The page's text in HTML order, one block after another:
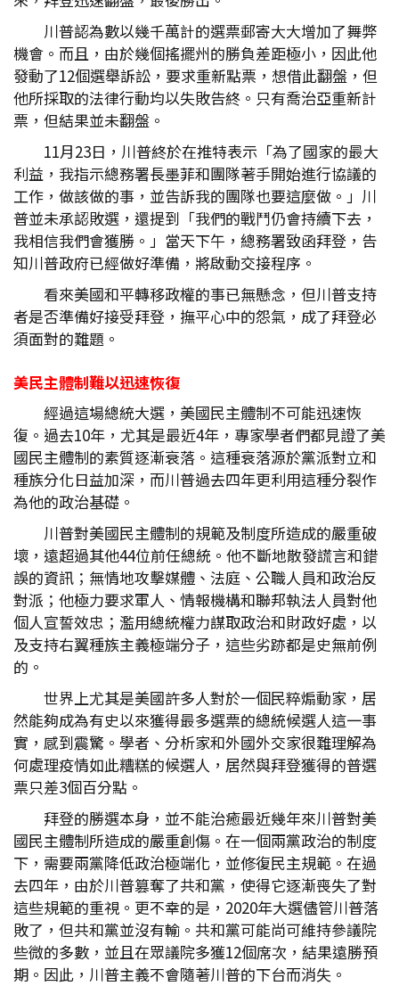
川普認為數以幾千萬計的選票郵寄大大增加了舞弊
機會。而且，由於幾個搖擺州的勝負差距極小，因此他
發動了12個選舉訴訟，要求重新點票，想借此翻盤，但
他所採取的法律行動均以失敗告終。只有喬治亞重新計
票，但結果並未翻盤。
11月23日，川普終於在推特表示「為了國家的最大
利益，我指示總務署長墨菲和團隊著手開始進行協議的
工作，做該做的事，並告訴我的團隊也要這麼做。」川
普並未承認敗選，還提到「我們的戰鬥仍會持續下去，
我相信我們會獲勝。」當天下午，總務署致函拜登，告
知川普政府已經做好準備，將啟動交接程序。
看來美國和平轉移政權的事已無懸念，但川普支持
者是否準備好接受拜登，撫平心中的怨氣，成了拜登必
須面對的難題。
美民主體制難以迅速恢復
經過這場總統大選，美國民主體制不可能迅速恢
復。過去10年，尤其是最近4年，專家學者們都見證了美
國民主體制的素質逐漸衰落。這種衰落源於黨派對立和
種族分化日益加深，而川普過去四年更利用這種分裂作
為他的政治基礎。
川普對美國民主體制的規範及制度所造成的嚴重破
壞，遠超過其他44位前任總統。他不斷地散發謊言和錯
誤的資訊；無情地攻擊媒體、法庭、公職人員和政治反
對派；他極力要求軍人、情報機構和聯邦執法人員對他
個人宣誓效忠；濫用總統權力謀取政治和財政好處，以
及支持右翼種族主義極端分子，這些劣跡都是史無前例
的。
世界上尤其是美國許多人對於一個民粹煽動家，居
然能夠成為有史以來獲得最多選票的總統候選人這一事
實，感到震驚。學者、分析家和外國外交家很難理解為
何處理疫情如此糟糕的候選人，居然與拜登獲得的普選
票只差3個百分點。
拜登的勝選本身，並不能治癒最近幾年來川普對美
國民主體制所造成的嚴重創傷。在一個兩黨政治的制度
下，需要兩黨降低政治極端化，並修復民主規範。在過
去四年，由於川普篡奪了共和黨，使得它逐漸喪失了對
這些規範的重視。更不幸的是，2020年大選儘管川普落
敗了，但共和黨並沒有輸。共和黨可能尚可維持參議院
些微的多數，並且在眾議院多獲12個席次，結果遠勝預
期。因此，川普主義不會隨著川普的下台而消失。